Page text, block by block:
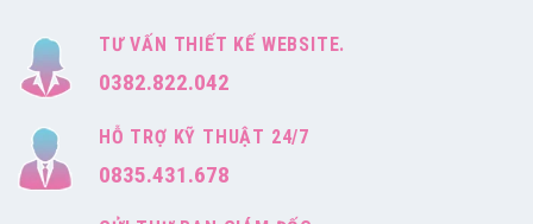
TƯ VẤN THIẾT KẾ WEBSITE.
0382.822.042
HỖ TRỢ KỸ THUẬT 24/7
0835.431.678